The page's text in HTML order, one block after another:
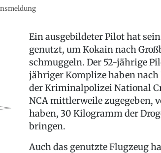
Ein ausgebildeter Pilot hat
genutzt, um Kokain nach
schmuggeln. Der 52-jährige
jähriger Komplize haben
der Kriminalpolizei National
NCA mittlerweile zugegeben,
haben, 30 Kilogramm der
bringen.
Auch das genutzte Flugzeug